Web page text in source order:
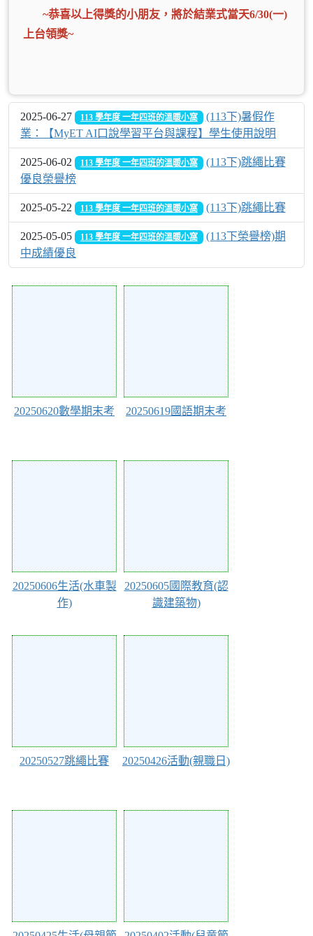
~恭喜以上得獎的小朋友，將於結業式當天6/30(一)
上台領獎~
2025-06-27 113 學年度 一年四班的溫暖小窩
(113下)暑假作
業：【MyET AI口說學習平台與課程】學生使用說明
2025-06-02 113 學年度 一年四班的溫暖小窩
(113下)跳繩比賽
優良榮譽榜
2025-05-22 113 學年度 一年四班的溫暖小窩 (113下)跳繩比賽
2025-05-05 113 學年度 一年四班的溫暖小窩
(113下榮譽榜)期
中成績優良
20250620數學期末考 20250619國語期末考
20250606生活(水車製
作)
20250605國際教育(認
識建築物)
20250527跳繩比賽 20250426活動(親職日)